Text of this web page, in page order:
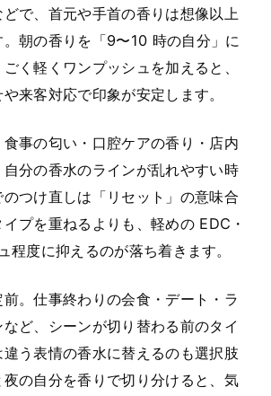
で、首元や手首の香りは想像以上
朝の香りを「9〜10 時の自分」に
く軽くワンプッシュを加えると、
来客対応で印象が安定します。
事の匂い・口腔ケアの香り・店内
分の香水のラインが乱れやすい時
つけ直しは「リセット」の意味合
プを重ねるよりも、軽めの EDC・
程度に抑えるのが落ち着きます。
。仕事終わりの会食・デート・ラ
ど、シーンが切り替わる前のタイ
違う表情の香水に替えるのも選択肢
の自分を香りで切り分けると、気